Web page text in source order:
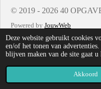
Deze website gebruikt cookies
en/of het tonen van
blijven maken van de site gaat u
Akkoord
© 2019 - 2026 40
Powered by JouwWeb